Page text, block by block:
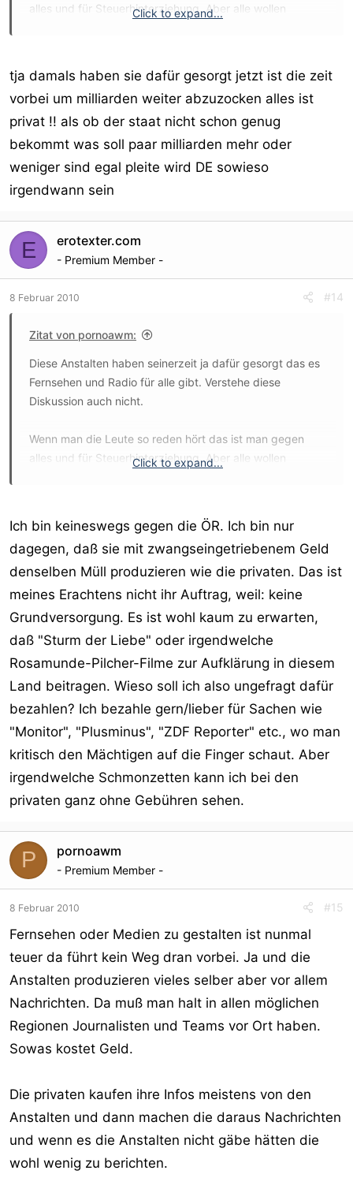
alles und für Steuerhinterziehung. Aber alle wollen
Click to expand...
tja damals haben sie dafür gesorgt jetzt ist die zeit
vorbei um milliarden weiter abzuzocken alles ist
privat !! als ob der staat nicht schon genug
bekommt was soll paar milliarden mehr oder
weniger sind egal pleite wird DE sowieso
irgendwann sein
E erotexter.com
- Premium Member -
8 Februar 2010 #14
Zitat von pornoawm:
Diese Anstalten haben seinerzeit ja dafür gesorgt das es
Fernsehen und Radio für alle gibt. Verstehe diese
Diskussion auch nicht.
Wenn man die Leute so reden hört das ist man gegen
alles und für Steuerhinterziehung. Aber alle wollen
Click to expand...
Ich bin keineswegs gegen die ÖR. Ich bin nur
dagegen, daß sie mit zwangseingetriebenem Geld
denselben Müll produzieren wie die privaten. Das ist
meines Erachtens nicht ihr Auftrag, weil: keine
Grundversorgung. Es ist wohl kaum zu erwarten,
daß "Sturm der Liebe" oder irgendwelche
Rosamunde-Pilcher-Filme zur Aufklärung in diesem
Land beitragen. Wieso soll ich also ungefragt dafür
bezahlen? Ich bezahle gern/lieber für Sachen wie
"Monitor", "Plusminus", "ZDF Reporter" etc., wo man
kritisch den Mächtigen auf die Finger schaut. Aber
irgendwelche Schmonzetten kann ich bei den
privaten ganz ohne Gebühren sehen.
P pornoawm
- Premium Member -
8 Februar 2010 #15
Fernsehen oder Medien zu gestalten ist nunmal
teuer da führt kein Weg dran vorbei. Ja und die
Anstalten produzieren vieles selber aber vor allem
Nachrichten. Da muß man halt in allen möglichen
Regionen Journalisten und Teams vor Ort haben.
Sowas kostet Geld.
Die privaten kaufen ihre Infos meistens von den
Anstalten und dann machen die daraus Nachrichten
und wenn es die Anstalten nicht gäbe hätten die
wohl wenig zu berichten.